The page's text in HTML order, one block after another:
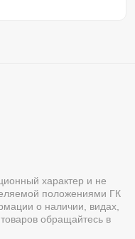
характер и не
положениями ГК
о наличии, видах,
обращайтесь в